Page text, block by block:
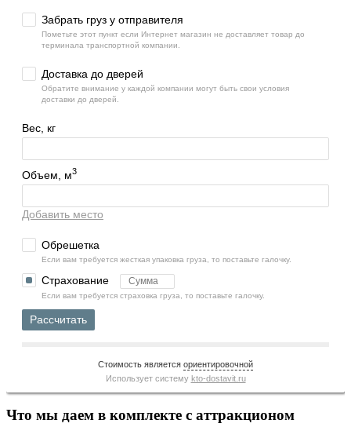
Забрать груз у отправителя
Пометьте этот пункт если Интернет магазин не доставляет товар до
терминала транспортной компании.
Доставка до дверей
Обратите внимание у каждой компании могут быть свои условия
доставки до дверей.
Вес, кг
Объем, м3
Добавить место
Обрешетка
Если вам требуется жесткая упаковка груза, то поставьте галочку.
Страхование
Если вам требуется страховка груза, то поставьте галочку.
Рассчитать
Стоимость является ориентировочной
Использует систему kto-dostavit.ru
Что мы даем в комплекте с аттракционом